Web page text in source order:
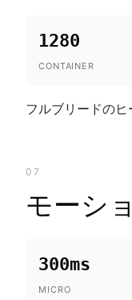
1280
CONTAINER
フルブリードの
07
モーシ
300ms
MICRO